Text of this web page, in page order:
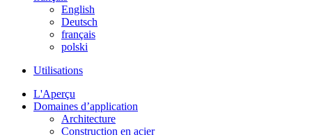
English
Deutsch
français
polski
Utilisations
L'Aperçu
Domaines d’application
Architecture
Construction en acier